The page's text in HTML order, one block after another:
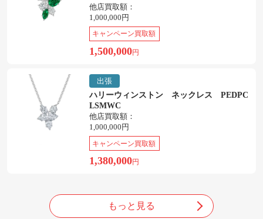
他店買取額：
1,000,000円
キャンペーン買取額
1,500,000円
出張
ハリーウィンストン ネックレス PEDPC
LSMWC
他店買取額：
1,000,000円
キャンペーン買取額
1,380,000円
もっと見る